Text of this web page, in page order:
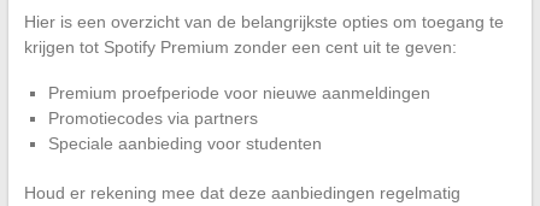
Hier is een overzicht van de belangrijkste opties om toegang te
krijgen tot Spotify Premium zonder een cent uit te geven:
Premium proefperiode voor nieuwe aanmeldingen
Promotiecodes via partners
Speciale aanbieding voor studenten
Houd er rekening mee dat deze aanbiedingen regelmatig